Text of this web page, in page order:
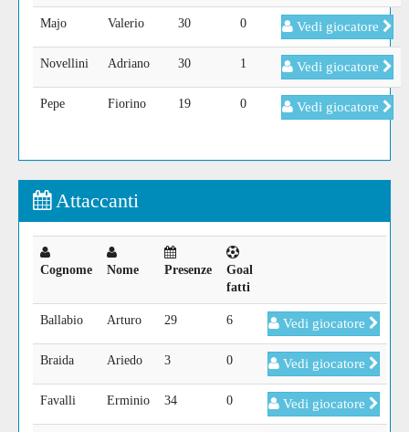
Majo Valerio 30 0 Vedi giocatore
Novellini Adriano 30 1 Vedi giocatore
Pepe Fiorino 19 0 Vedi giocatore
Attaccanti
Cognome Nome Presenze
Goal
fatti
Ballabio Arturo 29 6 Vedi giocatore
Braida Ariedo 3 0 Vedi giocatore
Favalli Erminio 34 0 Vedi giocatore